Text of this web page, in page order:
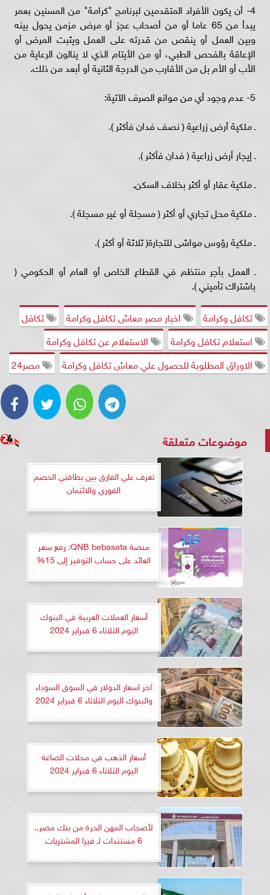
4- أن يكون الأفراد المتقدمين لبرنامج "كرامة" من المسنين بعمر
يبدأ من 65 عاما أو من أصحاب عجز أو مرض مزمن يحول بينه
وبين العمل أو ينقص من قدرته على العمل ويثبت المرض أو
الإعاقة بالفحص الطبي، أو من الأيتام الذي لا ينالون الرعاية من
الأب أو الأم بل من الأقارب من الدرجة الثانية أو أبعد من ذلك.
5- عدم وجود أي من موانع الصرف الآتية:
ـ ملكية أرض زراعية ( نصف فدان فأكثر ).
ـ إيجار أرض زراعية ( فدان فأكثر ).
ـ ملكية عقار أو أكثر بخلاف السكن.
ـ ملكية محل تجاري أو أكثر ( مسجلة أو غير مسجلة ).
ـ ملكية رؤوس مواشى للتجارة( ثلاثة أو أكثر ).
ـ العمل بأجر منتظم في القطاع الخاص أو العام أو الحكومي (
باشتراك تأميني ).
تكافل وكرامة
اخبار مصر معاش تكافل وكرامة
تكافل
استعلام تكافل وكرامة
الاستعلام عن تكافل وكرامة
الاوراق المطلوبة للحصول علي معاش تكافل وكرامة
مصر24
موضوعات متعلقة
تعرف علي الفارق بين بطاقتي الخصم
الفوري والائتمان
منصة QNB bebasata: رفع سعر
العائد على حساب التوفير إلى 15%
أسعار العملات العربية في البنوك
اليوم الثلاثاء 6 فبراير 2024
آخر اسعار الدولار في السوق السوداء
والبنوك اليوم الثلاثاء 6 فبراير 2024
أسعار الذهب في محلات الصاغة
اليوم الثلاثاء 6 فبراير 2024
لأصحاب المهن الحرة من بنك مصر..
6 مستندات لـ فيزا المشتريات